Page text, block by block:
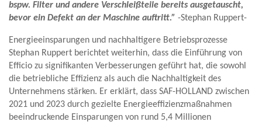
bspw. Filter und andere Verschleißteile bereits ausgetauscht,
bevor ein Defekt an der Maschine auftritt.” -Stephan Ruppert-
Energieeinsparungen und nachhaltigere Betriebsprozesse
Stephan Ruppert berichtet weiterhin, dass die Einführung von
Efficio zu signifikanten Verbesserungen geführt hat, die sowohl
die betriebliche Effizienz als auch die Nachhaltigkeit des
Unternehmens stärken. Er erklärt, dass SAF-HOLLAND zwischen
2021 und 2023 durch gezielte Energieeffizienzmaßnahmen
beeindruckende Einsparungen von rund 5,4 Millionen